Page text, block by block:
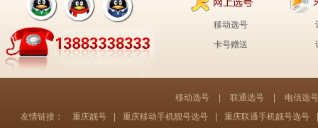
移动选号
卡号赠送
移动选号 联通选号
电信选号
友情链接：
重庆靓号 重庆移动手机靓号选号 重庆联通手机靓号选号